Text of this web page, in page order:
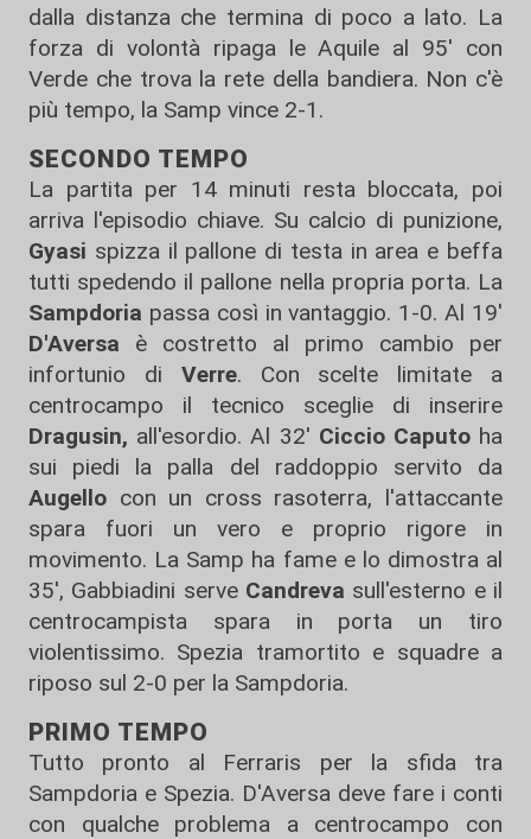
dalla distanza che termina di poco a lato. La
forza di volontà ripaga le Aquile al 95' con
Verde che trova la rete della bandiera. Non c'è
più tempo, la Samp vince 2-1.
SECONDO TEMPO
La partita per 14 minuti resta bloccata, poi
arriva l'episodio chiave. Su calcio di punizione,
Gyasi spizza il pallone di testa in area e beffa
tutti spedendo il pallone nella propria porta. La
Sampdoria passa così in vantaggio. 1-0. Al 19'
D'Aversa è costretto al primo cambio per
infortunio di Verre. Con scelte limitate a
centrocampo il tecnico sceglie di inserire
Dragusin, all'esordio. Al 32' Ciccio Caputoha
sui piedi la palla del raddoppio servito da
Augello con un cross rasoterra, l'attaccante
spara fuori un vero e proprio rigore in
movimento. La Samp ha fame e lo dimostra al
35', Gabbiadini serve Candreva sull'esterno e il
centrocampista spara in porta un tiro
violentissimo. Spezia tramortito e squadre a
riposo sul 2-0 per la Sampdoria.
PRIMO TEMPO
Tutto pronto al Ferraris per la sfida tra
Sampdoria e Spezia. D'Aversa deve fare i conti
con qualche problema a centrocampo con